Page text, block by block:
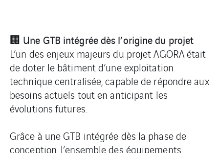
🏢 Une GTB intégrée dès l’origine du projet
L’un des enjeux majeurs du projet AGORA était
de doter le bâtiment d’une exploitation
technique centralisée, capable de répondre aux
besoins actuels tout en anticipant les
évolutions futures.
Grâce à une GTB intégrée dès la phase de
conception, l’ensemble des équipements